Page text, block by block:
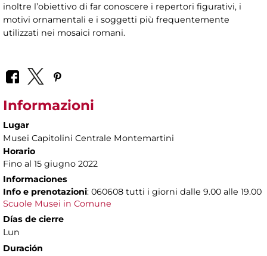
inoltre l’obiettivo di far conoscere i repertori figurativi, i
motivi ornamentali e i soggetti più frequentemente
utilizzati nei mosaici romani.
Informazioni
Lugar
Musei Capitolini Centrale Montemartini
Horario
Fino al 15 giugno 2022
Informaciones
Info e prenotazioni: 060608 tutti i giorni dalle 9.00 alle 19.00
Scuole Musei in Comune
Días de cierre
Lun
Duración